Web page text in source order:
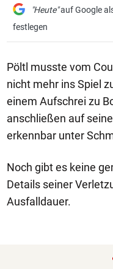
"Heute"auf Google
festlegen
Pöltl musste vom
nicht mehr ins Spiel
einem Aufschrei zu
anschließen auf
erkennbar unter
Noch gibt es keine
Details seiner
Ausfalldauer.